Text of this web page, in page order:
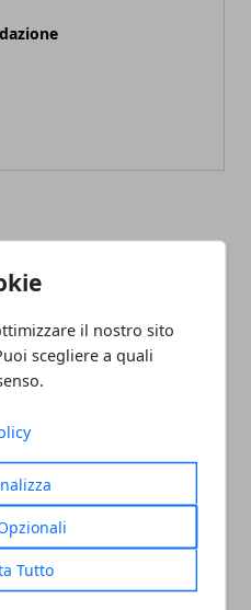
il nostro sito
scegliere a quali
Tutto
e sicurezza